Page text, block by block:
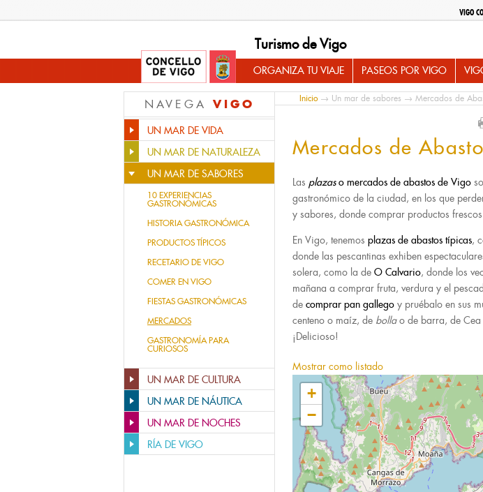
VIGO
Turismo de Vigo
ORGANIZA TU VIAJE PASEOS POR VIGO
NAVEGA VIGO
UN MAR DE VIDA
UN MAR DE NATURALEZA
UN MAR DE SABORES
10 EXPERIENCIAS
GASTRONÓMICAS
HISTORIA GASTRONÓMICA
PRODUCTOS TÍPICOS
RECETARIO DE VIGO
COMER EN VIGO
FIESTAS GASTRONÓMICAS
MERCADOS
GASTRONOMÍA PARA
CURIOSOS
UN MAR DE CULTURA
UN MAR DE NÁUTICA
UN MAR DE NOCHES
RÍA DE VIGO
Inicio→ Un mar de sabores → Mercados de
Mercados de
Las plazaso mercados de abastos de Vigo
gastronómico de la ciudad, en los que
y sabores, donde comprar productos
En Vigo, tenemos plazas de abastos típicas,
donde las pescantinas exhiben
solera, como la de O Calvario, donde los
mañana a comprar fruta, verdura y el
de comprar pan gallego y pruébalo en sus
centeno o maíz, de bollao de barra, de Cea
¡Delicioso!
Mostrar como listado
+
−